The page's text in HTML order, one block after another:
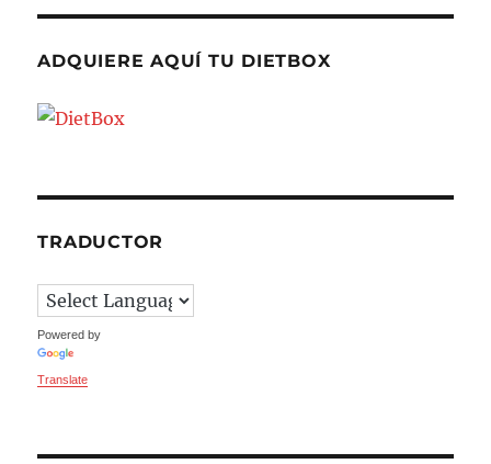
ADQUIERE AQUÍ TU DIETBOX
TRADUCTOR
Powered by
Translate